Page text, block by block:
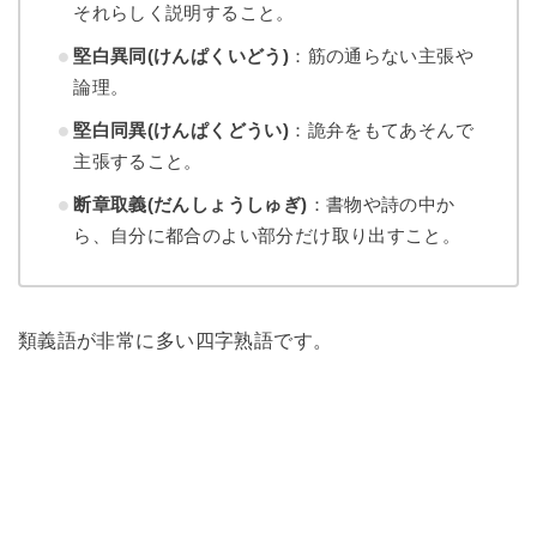
それらしく説明すること。
堅白異同(けんぱくいどう) ：筋の通らない主張や
論理。
堅白同異(けんぱくどうい) ：詭弁をもてあそんで
主張すること。
断章取義(だんしょうしゅぎ) ：書物や詩の中か
ら、自分に都合のよい部分だけ取り出すこと。
類義語が非常に多い四字熟語です。